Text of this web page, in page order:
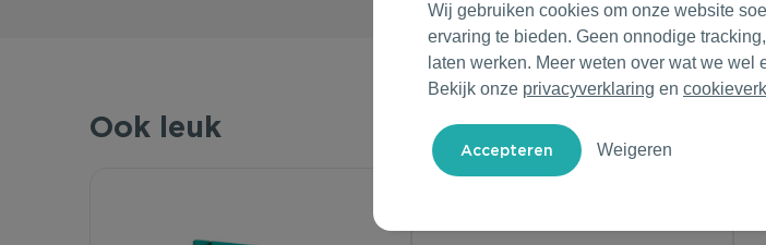
Ook leuk
Wij gebruiken cookies om onze website
ervaring te bieden. Geen onnodige
laten werken. Meer weten over wat we
Bekijk onze privacyverklaring en
Weigeren